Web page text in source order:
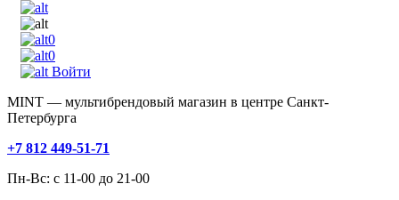
0
0
Войти
MINT — мультибрендовый магазин в центре Санкт-
Петербурга
+7 812 449-51-71
Пн-Вс: с 11-00 до 21-00